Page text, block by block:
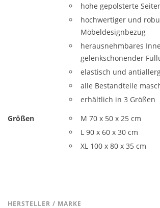
hohe gepolsterte
hochwertiger und
Möbeldesignbezug
herausnehmbares
gelenkschonender
elastisch und
alle Bestandteile
erhältlich in 3 Größen
Größen
M 70 x 50 x 25 cm
L 90 x 60 x 30 cm
XL 100 x 80 x 35 cm
HERSTELLER / MARKE